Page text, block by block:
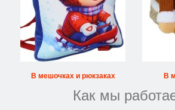
В мешочках и рюкзаках В
Как мы